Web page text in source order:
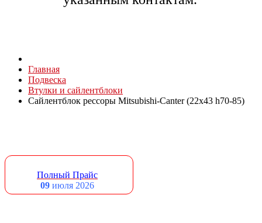
Главная
Подвеска
Втулки и сайлентблоки
Сайлентблок рессоры Mitsubishi-Canter (22x43 h70-85)
Полный Прайс
09 июля 2026